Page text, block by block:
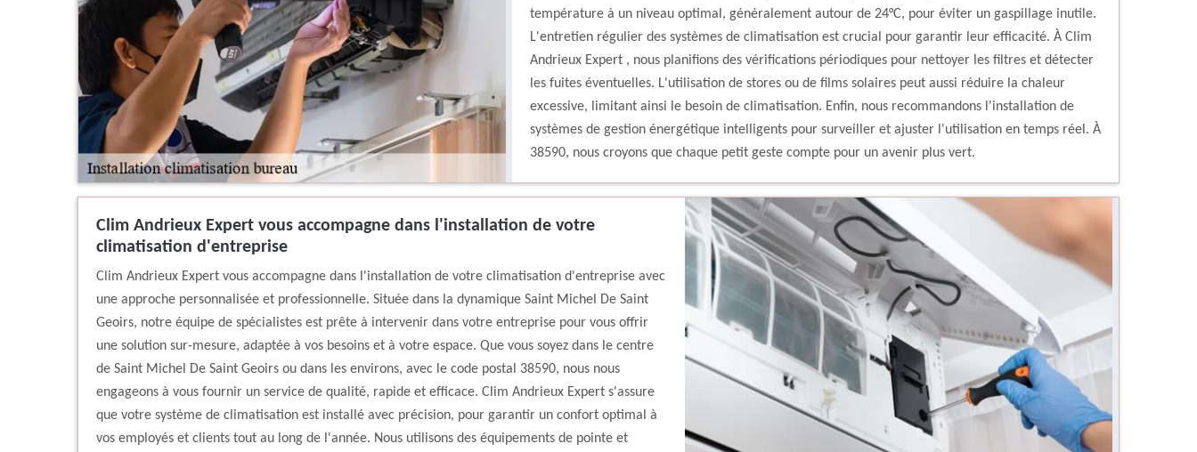
température à un niveau optimal, généralement autour de 24°C, pour éviter un gaspillage inutile.
L'entretien régulier des systèmes de climatisation est crucial pour garantir leur efficacité. À Clim
Andrieux Expert , nous planifions des vérifications périodiques pour nettoyer les filtres et détecter
les fuites éventuelles. L'utilisation de stores ou de films solaires peut aussi réduire la chaleur
excessive, limitant ainsi le besoin de climatisation. Enfin, nous recommandons l'installation de
systèmes de gestion énergétique intelligents pour surveiller et ajuster l'utilisation en temps réel. À
38590, nous croyons que chaque petit geste compte pour un avenir plus vert.
Clim Andrieux Expert vous accompagne dans l'installation de votre
climatisation d'entreprise
Clim Andrieux Expert vous accompagne dans l'installation de votre climatisation d'entreprise avec
une approche personnalisée et professionnelle. Située dans la dynamique Saint Michel De Saint
Geoirs, notre équipe de spécialistes est prête à intervenir dans votre entreprise pour vous offrir
une solution sur-mesure, adaptée à vos besoins et à votre espace. Que vous soyez dans le centre
de Saint Michel De Saint Geoirs ou dans les environs, avec le code postal 38590, nous nous
engageons à vous fournir un service de qualité, rapide et efficace. Clim Andrieux Expert s'assure
que votre système de climatisation est installé avec précision, pour garantir un confort optimal à
vos employés et clients tout au long de l'année. Nous utilisons des équipements de pointe et